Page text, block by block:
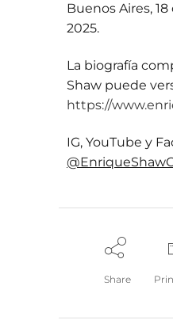
Buenos Aires,
2025.
La biografía
Shaw puede
https://
IG, YouTube y
Share